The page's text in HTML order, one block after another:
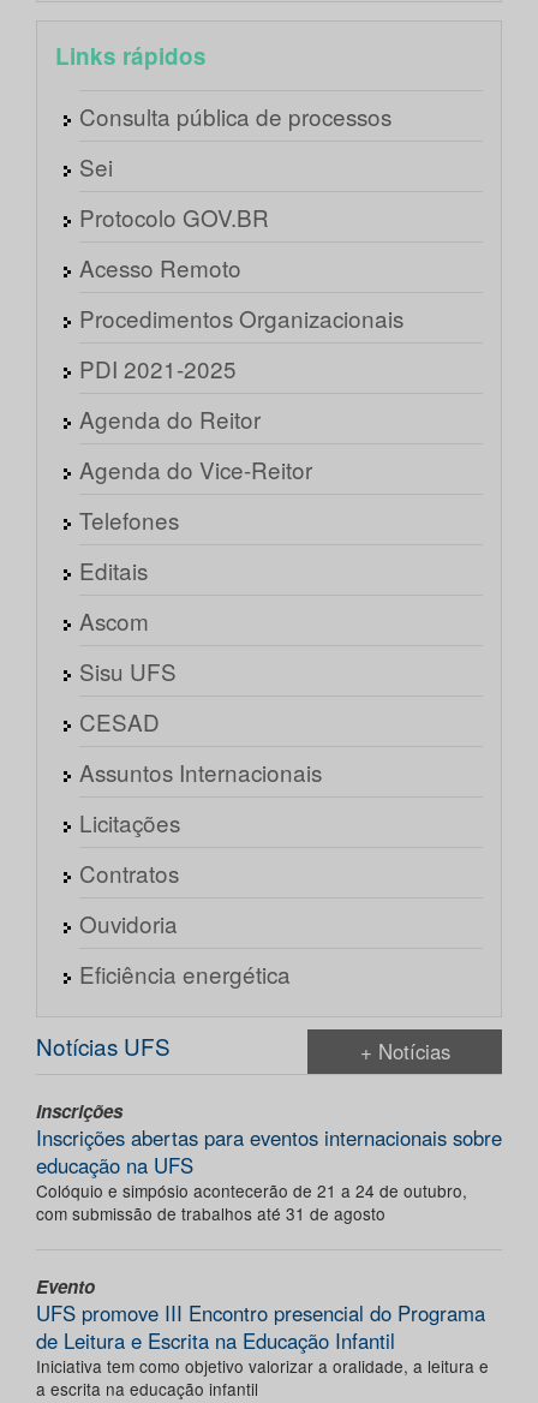
Links rápidos
Consulta pública de processos
Sei
Protocolo GOV.BR
Acesso Remoto
Procedimentos Organizacionais
PDI 2021-2025
Agenda do Reitor
Agenda do Vice-Reitor
Telefones
Editais
Ascom
Sisu UFS
CESAD
Assuntos Internacionais
Licitações
Contratos
Ouvidoria
Eficiência energética
Notícias UFS + Notícias
Inscrições
Inscrições abertas para eventos internacionais sobre
educação na UFS
Colóquio e simpósio acontecerão de 21 a 24 de outubro,
com submissão de trabalhos até 31 de agosto
Evento
UFS promove III Encontro presencial do Programa
de Leitura e Escrita na Educação Infantil
Iniciativa tem como objetivo valorizar a oralidade, a leitura e
a escrita na educação infantil